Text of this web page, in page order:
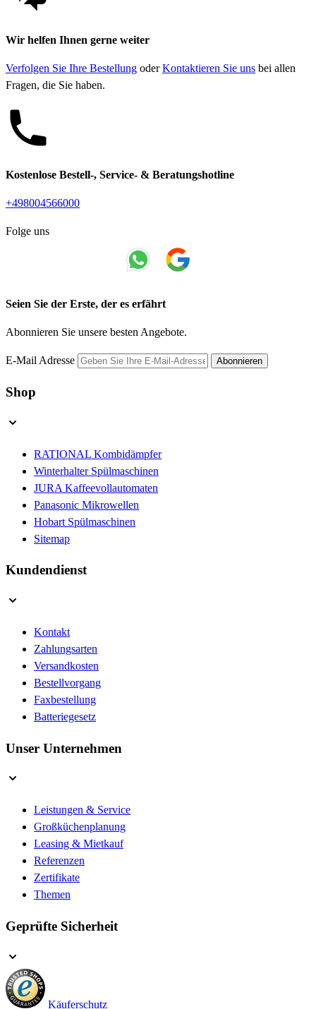
Wir helfen Ihnen gerne weiter
Verfolgen Sie Ihre Bestellung oderKontaktieren Sie uns bei allen
Fragen, die Sie haben.
Kostenlose Bestell-, Service- & Beratungshotline
+498004566000
Folge uns
Seien Sie der Erste, der es erfährt
Abonnieren Sie unsere besten Angebote.
E-Mail Adresse Abonnieren
Shop
RATIONAL Kombidämpfer
Winterhalter Spülmaschinen
JURA Kaffeevollautomaten
Panasonic Mikrowellen
Hobart Spülmaschinen
Sitemap
Kundendienst
Kontakt
Zahlungsarten
Versandkosten
Bestellvorgang
Faxbestellung
Batteriegesetz
Unser Unternehmen
Leistungen & Service
Großküchenplanung
Leasing & Mietkauf
Referenzen
Zertifikate
Themen
Geprüfte Sicherheit
Käuferschutz